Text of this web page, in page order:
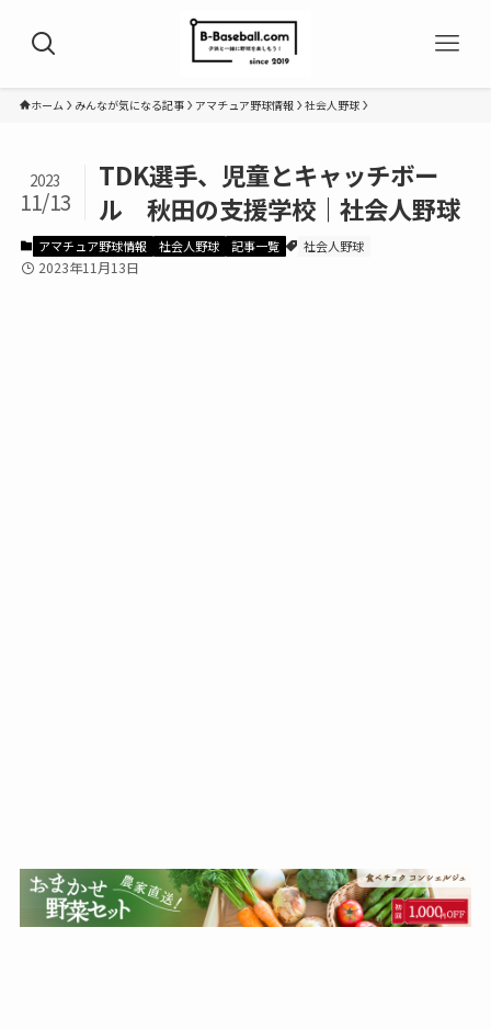
ホーム みんなが気になる記事 アマチュア野球情報 社会人野球
TDK選手、児童とキャッチボー
ル 秋田の支援学校｜社会人野球
2023
11/13
アマチュア野球情報 社会人野球 記事一覧 社会人野球
2023年11月13日